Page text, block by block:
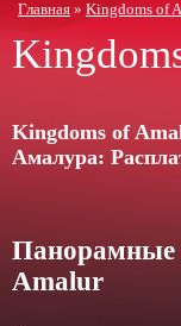
Главная » Kingdoms of
Kingdoms of
Амалура:
Панорамные
Amalur